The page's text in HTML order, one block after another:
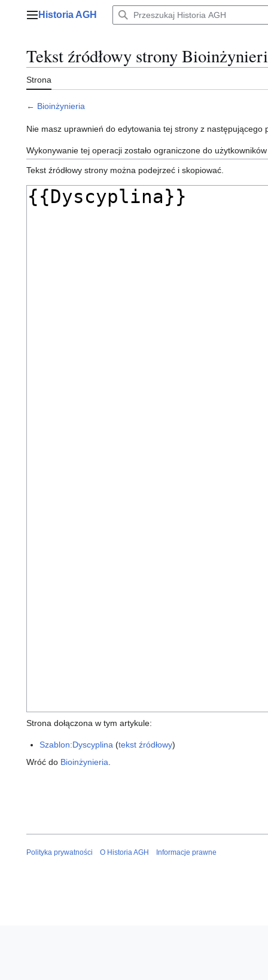
Menu główne
Historia AGH
Tekst źródłowy strony
Strona
← Bioinżynieria
Nie masz uprawnień do edytowania tej strony z następującego
Wykonywanie tej operacji zostało ograniczone do
Tekst źródłowy strony można podejrzeć i skopiować.
Strona dołączona w tym artykule:
Szablon:Dyscyplina (tekst źródłowy)
Wróć do Bioinżynieria
Polityka prywatności O Historia AGH Informacje prawne